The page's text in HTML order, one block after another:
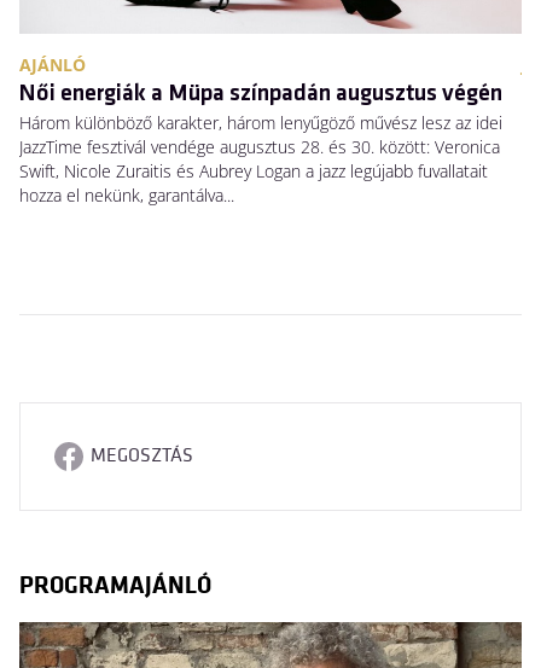
AJÁNLÓ
Női energiák a Müpa színpadán augusztus végén
Három különböző karakter, három lenyűgöző művész lesz az idei
JazzTime fesztivál vendége augusztus 28. és 30. között: Veronica
Swift, Nicole Zuraitis és Aubrey Logan a jazz legújabb fuvallatait
hozza el nekünk, garantálva...
MEGOSZTÁS
PROGRAMAJÁNLÓ